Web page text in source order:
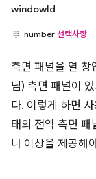
windowId
number 선택사항
측면 패널을 열 창
님) 측면 패널이
다. 이렇게 하면
태의 전역 측면 패
나 이상을 제공해